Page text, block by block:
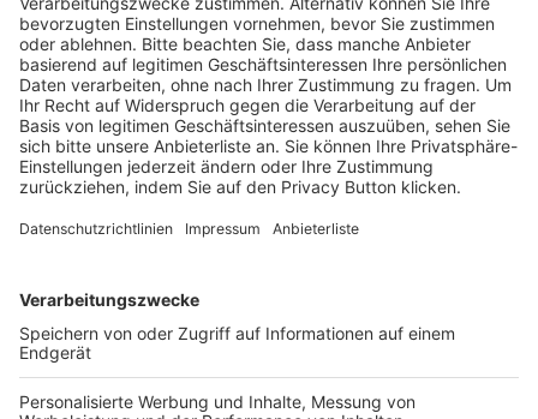
Schulungsangebot Vereinsmitarbeiter
BFV-Geschäftsstellen
Trainerbörse
Login SpielPlus
FOLGE DEM BFV
TOP-VEREINE